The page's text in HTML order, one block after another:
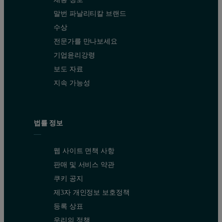
말번 파날리티칼 브랜드
수상
전문가를 만나보세요
기업윤리강령
보도 자료
지속 가능성
법률 정보
웹 사이트 면책 사항
판매 및 서비스 약관
쿠키 공지
제3자 개인정보 보호정책
등록 상표
우리의 정책